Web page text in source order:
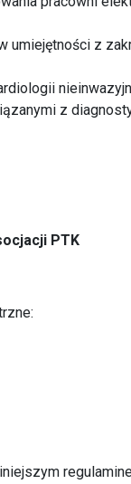
umiejętności z
z
PTK